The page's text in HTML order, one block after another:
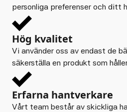
personliga preferenser och ditt
Hög kvalitet
Vi använder oss av endast de
säkerställa en produkt som
Erfarna hantverkare
Vårt team består av skickliga